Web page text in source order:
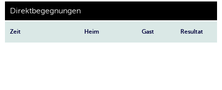
Direktbegegnungen
Zeit Heim Gast Resultat